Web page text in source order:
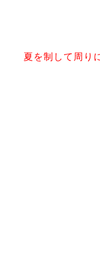
夏を制して周り